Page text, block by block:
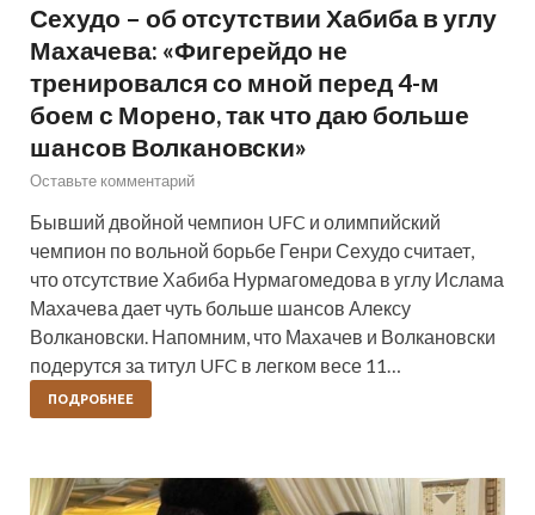
Сехудо – об отсутствии Хабиба в углу
Махачева: «Фигерейдо не
тренировался со мной перед 4-м
боем с Морено, так что даю больше
шансов Волкановски»
Оставьте комментарий
Бывший двойной чемпион UFC и олимпийский
чемпион по вольной борьбе Генри Сехудо считает,
что отсутствие Хабиба Нурмагомедова в углу Ислама
Махачева дает чуть больше шансов Алексу
Волкановски. Напомним, что Махачев и Волкановски
подерутся за титул UFC в легком весе 11…
ПОДРОБНЕЕ